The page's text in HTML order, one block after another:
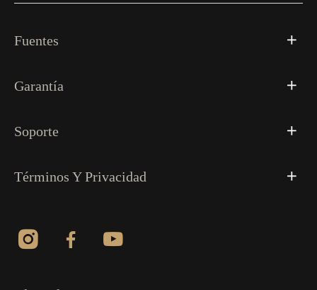
Fuentes
Garantía
Soporte
Términos Y Privacidad